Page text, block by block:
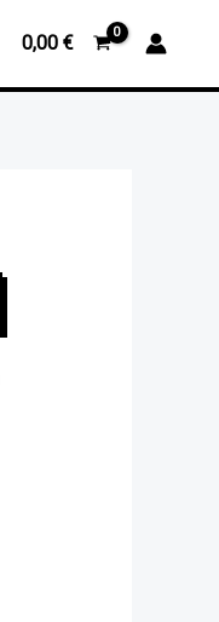
0,00 €